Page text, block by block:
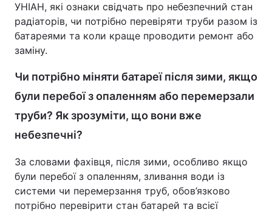
УНІАН, які ознаки свідчать про небезпечний стан
радіаторів, чи потрібно перевіряти труби разом із
батареями та коли краще проводити ремонт або
заміну.
Чи потрібно міняти батареї після зими, якщо
були перебої з опаленням або перемерзали
труби? Як зрозуміти, що вони вже
небезпечні?
За словами фахівця, після зими, особливо якщо
були перебої з опаленням, зливання води із
системи чи перемерзання труб, обов’язково
потрібно перевірити стан батарей та всієї